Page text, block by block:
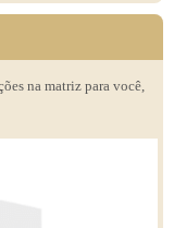
na matriz para você,